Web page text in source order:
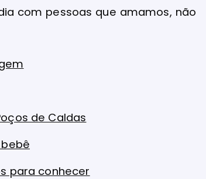
com pessoas que amamos, não
de Caldas
para conhecer